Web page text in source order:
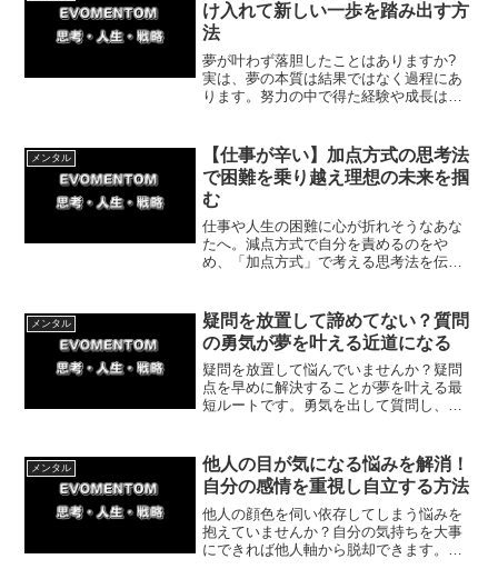
け入れて新しい一歩を踏み出す方
法
夢が叶わず落胆したことはありますか?
実は、夢の本質は結果ではなく過程にあ
ります。努力の中で得た経験や成長は失
す。
メンタル
【仕事が辛い】加点方式の思考法
で困難を乗り越え理想の未来を掴
む
仕事や人生の困難に心が折れそうなあな
たへ。減点方式で自分を責めるのをや
め、「加点方式」で考える思考法を伝授
じない強さが手に入ります。一歩を踏み
出す具体策を紹介！
メンタル
疑問を放置して諦めてない？質問
の勇気が夢を叶える近道になる
疑問を放置して悩んでいませんか？疑問
点を早めに解決することが夢を叶える最
短ルートです。勇気を出して質問し、ア
選び、小さな一歩を踏み出して霧を晴ら
し夢を掴み取りましょう。
メンタル
他人の目が気になる悩みを解消！
自分の感情を重視し自立する方法
他人の顔色を伺い依存してしまう悩みを
抱えていませんか？自分の気持ちを大事
にできれば他人軸から脱却できます。自